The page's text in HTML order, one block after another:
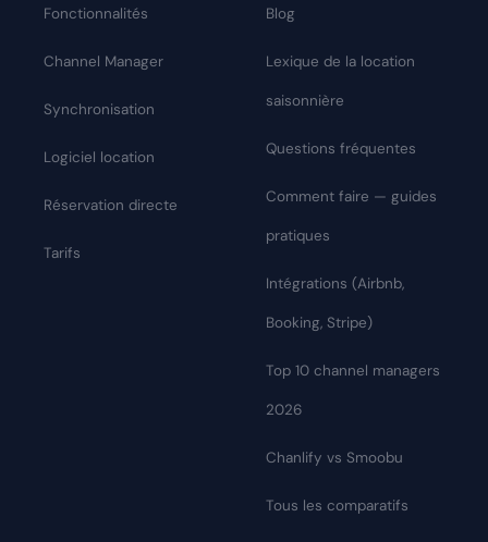
Fonctionnalités
Channel Manager
Synchronisation
Logiciel location
Réservation directe
Tarifs
Blog
Lexique de la location
saisonnière
Questions fréquentes
Comment faire — guides
pratiques
Intégrations (Airbnb,
Booking, Stripe)
Top 10 channel managers
2026
Chanlify vs Smoobu
Tous les comparatifs